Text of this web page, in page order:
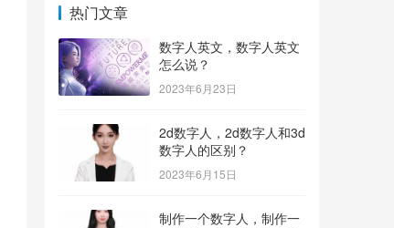
热门文章
数字人英文，数字人英文
怎么说？
2023年6月23日
2d数字人，2d数字人和3d
数字人的区别？
2023年6月15日
制作一个数字人，制作一